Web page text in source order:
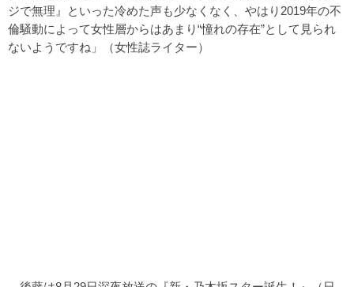
ジで無理』といった冷めた声も少なくなく、やはり2019年の不
倫騒動によって女性層からはあまり“憧れの存在”として見られ
ないようですね」（女性誌ライター）